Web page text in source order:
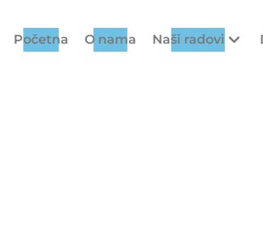
Početna O nama Naši radovi